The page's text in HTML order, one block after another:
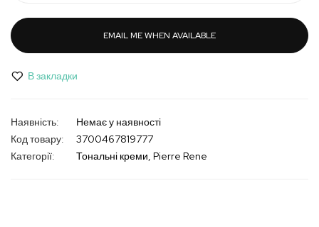
EMAIL ME WHEN AVAILABLE
В закладки
Немає у наявності
Код товару
3700467819777
Категорії:
Тональні креми Pierre Rene